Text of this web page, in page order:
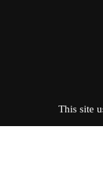
This site